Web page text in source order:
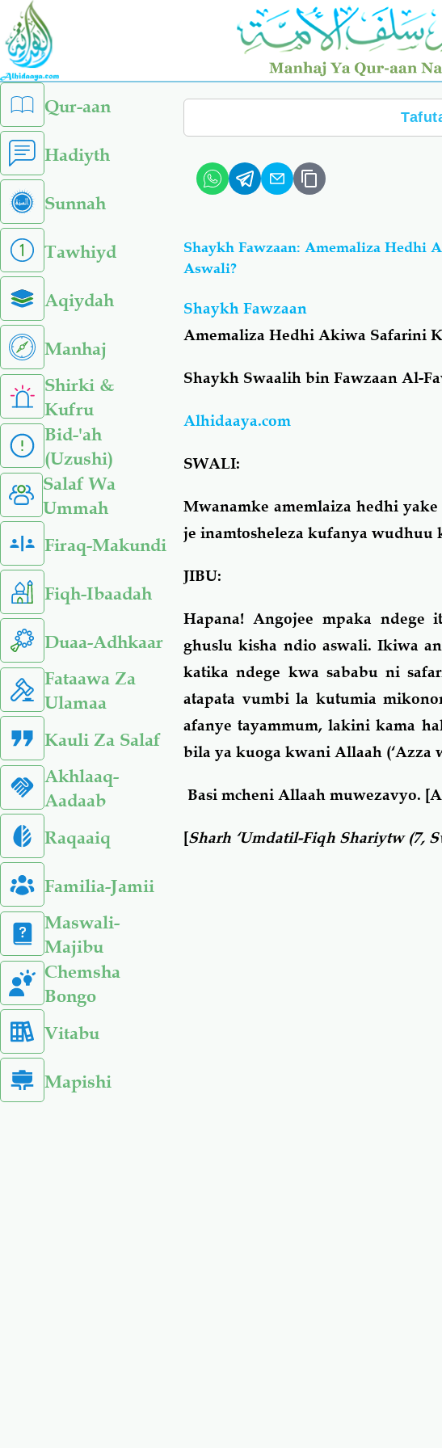
Skip
main
content
left
sidebar
menu
Qur-aan
Hadiyth
Sunnah
Tawhiyd
Aqiydah
Manhaj
Shirki &
Kufru
Bid-'ah
(Uzushi)
Salaf Wa
Ummah
Firaq-Makundi
Fiqh-Ibaadah
Duaa-Adhkaar
Fataawa Za
Ulamaa
Kauli Za Salaf
Akhlaaq-
Aadaab
Raqaaiq
Familia-Jamii
Maswali-
Majibu
Chemsha
Bongo
Vitabu
Mapishi
Search
Shaykh Fawzaan: Amemaliza
Aswali?
Shaykh Fawzaan
Amemaliza Hedhi Akiwa Safarini
Shaykh Swaalih bin Fawzaan Al-
Alhidaaya.com
SWALI:
Mwanamke amemlaiza hedhi
je inamtosheleza kufanya wudhuu
JIBU:
Hapana! Angojee mpaka ndege
ghuslu kisha ndio aswali. Ikiwa
katika ndege kwa sababu ni
atapata vumbi la kutumia
afanye tayammum, lakini kama
bila ya kuoga kwani Allaah (‘Azza
Basi mcheni Allaah muwezavyo.
[Sharh ‘Umdatil-Fiqh Shariytw (7,